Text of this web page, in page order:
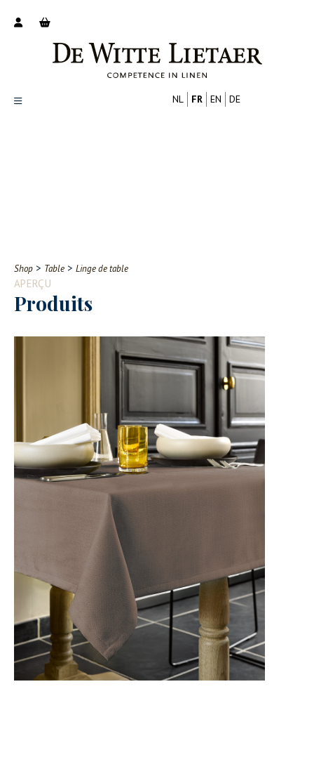
Contact
NL FR EN DE
Shop > Table > Linge de table
APERÇU
Produits